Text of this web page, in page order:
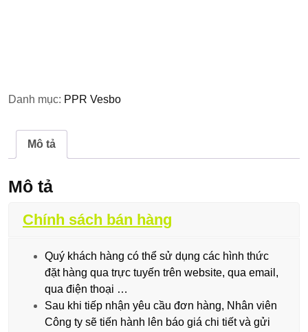
Danh mục: PPR Vesbo
Mô tả
Mô tả
Chính sách bán hàng
Quý khách hàng có thể sử dụng các hình thức
đặt hàng qua trực tuyến trên website, qua email,
qua điện thoại …
Sau khi tiếp nhận yêu cầu đơn hàng, Nhân viên
Công ty sẽ tiến hành lên báo giá chi tiết và gửi